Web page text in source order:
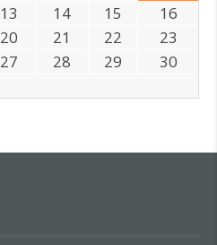
13 14 15
16
20 21 22
23
27 28 29
30